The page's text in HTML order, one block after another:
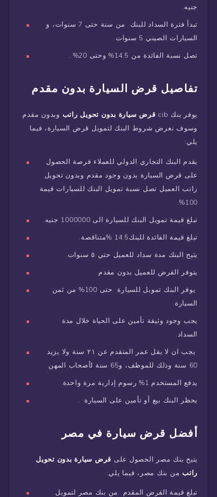
جنيه.
تبدأ فترة السداد للبنك من سنة حتى 7 سنوات، و
السيارات الصيني 5 سنوات.
تصل نسبة الفائدة من 14.5% وحتى 20% .
تفاصيل قرض السيارة بدون مقدم
يوفر بنك cib قرض سيارة بدون تحويل راتب وبدون مقدم
وسوف نعرض شروط البنك لتمويل قرض السيارة، فيما
يلي:
يقدم البنك التجاري الدولي للعملاء فرصة الحصول
على قرض السيارة بدون وجود مقدم وبدون تحويل
راتب العميل تصل نسبة تمويل البنك للسيارات قيمة
100%.
تبلغ قيمة تمويل البنك للسيارة الى 1000000 جنيه.
تبلغ قيمة الفائدة للبنك14.5 %متناقصة.
يتيح البنك مدة سداد للعميل حتي ٥ سنوات.
يتوفر القرض للعميل بدون مقدم.
يوفر البنك تمويل للسيارة حتى 100% من ثمن
السيارة.
يجب وجود وثيقة تأمين على الحياة خلال مدة
السداد.
يجب ان لا يقل عمر المتقدم عن ٢١ سنة ولا يزيد
60 سنة وذلك للموظف، و65 سنة لأصحاب المهن
يدفع المستخدم 1% رسوم إدارية مرة واحدة.
يحظر البنك بيع أو تأمين على السيارة .
أفضل قرض سيارة في مصر
يتيح بنك مصر الحصول على قرض سيارة بدون تحويل
راتب من بنك مصر، فيما يلي:
تبلغ قيمة القرض المقدم من بنك مصر لتمويل